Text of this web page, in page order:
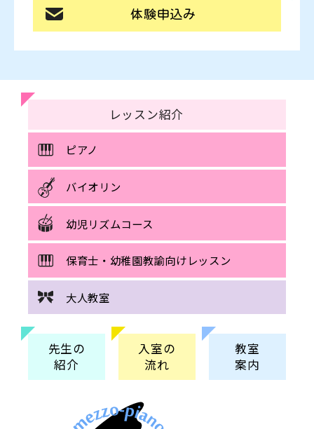
体験申込み
レッスン紹介
ピアノ
バイオリン
幼児リズムコース
保育士・幼稚園教諭向けレッスン
大人教室
先生の
紹介
入室の
流れ
教室
案内